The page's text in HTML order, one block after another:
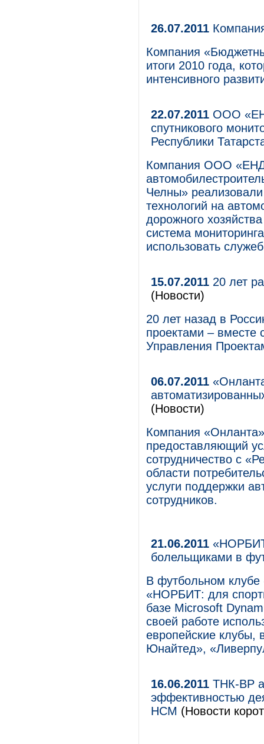
26.07.2011
Компания
итоги 2010 года,
интенсивного
22.07.2011 ООО
спутникового
Республики
Компания ООО
Челны»
технологий на
дорожного
система
использовать
15.07.2011 20 лет
(Новости)
20 лет назад в
проектами – вместе
Управления
06.07.2011
(Новости)
Компания
предоставляющий
сотрудничество с
области
услуги поддержки
сотрудников.
21.06.2011
болельщиками в
В футбольном
«НОРБИТ: для
базе Microsoft
своей работе
европейские клубы,
Юнайтед»,
16.06.2011 ТНК-ВР
эффективностью
HCM (Новости